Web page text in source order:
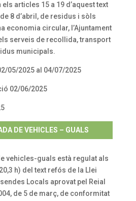
articles 15 a 19 d’aquest text
8 d’abril, de residus i sòls
economia circular, l’Ajuntament
serveis de recollida, transport
municipals.
05/2025 al 04/07/2025
02/06/2025
DE VEHICLES – GUALS
vehicles-guals està regulat als
h) del text refós de la Llei
Locals aprovat pel Reial
de 5 de març, de conformitat